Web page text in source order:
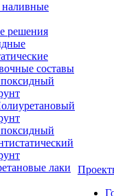
решения
составы
лаки